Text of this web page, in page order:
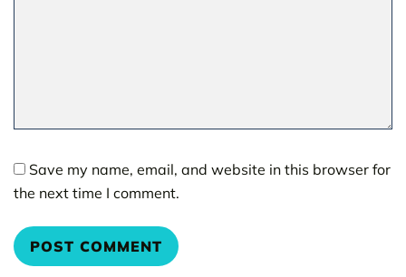
Save my name, email, and website in this browser for
the next time I comment.